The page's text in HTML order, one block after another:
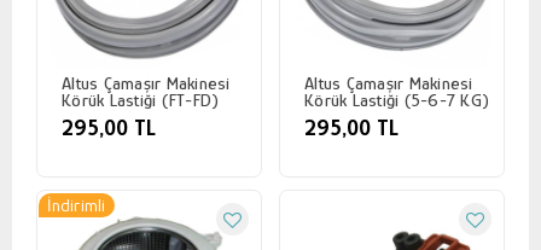
Altus Çamaşır Makinesi
Körük Lastiği (FT-FD)
295,00 TL
Altus Çamaşır Makinesi
Körük Lastiği (5-6-7 KG)
295,00 TL
İndirimli